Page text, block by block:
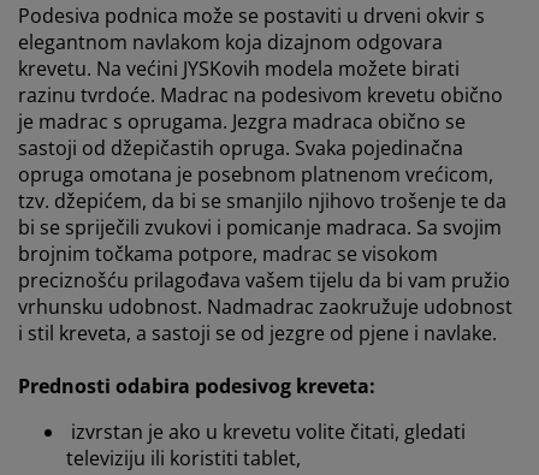
Podesiva podnica može se postaviti u drveni okvir s
elegantnom navlakom koja dizajnom odgovara
krevetu. Na većini JYSKovih modela možete birati
razinu tvrdoće. Madrac na podesivom krevetu obično
je madrac s oprugama. Jezgra madraca obično se
sastoji od džepičastih opruga. Svaka pojedinačna
opruga omotana je posebnom platnenom vrećicom,
tzv. džepićem, da bi se smanjilo njihovo trošenje te da
bi se spriječili zvukovi i pomicanje madraca. Sa svojim
brojnim točkama potpore, madrac se visokom
preciznošću prilagođava vašem tijelu da bi vam pružio
vrhunsku udobnost. Nadmadrac zaokružuje udobnost
i stil kreveta, a sastoji se od jezgre od pjene i navlake.
Prednosti odabira podesivog kreveta:
izvrstan je ako u krevetu volite čitati, gledati
televiziju ili koristiti tablet,